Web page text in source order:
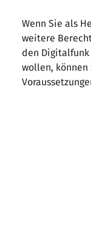
Wenn Sie als
weitere
den
wollen,